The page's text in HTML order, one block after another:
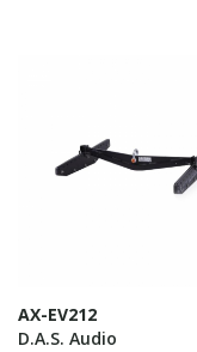
AX-EV212
D.A.S. Audio